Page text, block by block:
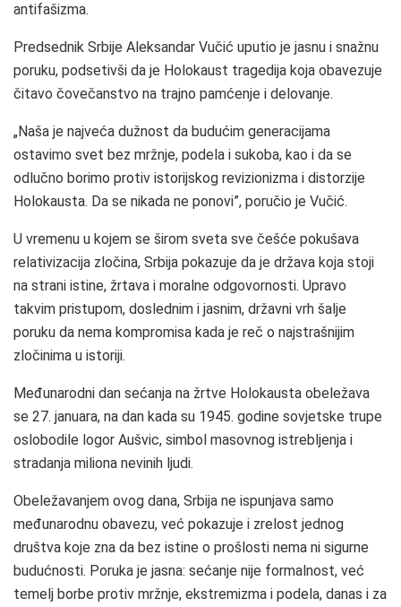
antifašizma.
Predsednik Srbije Aleksandar Vučić uputio je jasnu i snažnu
poruku, podsetivši da je Holokaust tragedija koja obavezuje
čitavo čovečanstvo na trajno pamćenje i delovanje.
„Naša je najveća dužnost da budućim generacijama
ostavimo svet bez mržnje, podela i sukoba, kao i da se
odlučno borimo protiv istorijskog revizionizma i distorzije
Holokausta. Da se nikada ne ponovi”, poručio je Vučić.
U vremenu u kojem se širom sveta sve češće pokušava
relativizacija zločina, Srbija pokazuje da je država koja stoji
na strani istine, žrtava i moralne odgovornosti. Upravo
takvim pristupom, doslednim i jasnim, državni vrh šalje
poruku da nema kompromisa kada je reč o najstrašnijim
zločinima u istoriji.
Međunarodni dan sećanja na žrtve Holokausta obeležava
se 27. januara, na dan kada su 1945. godine sovjetske trupe
oslobodile logor Aušvic, simbol masovnog istrebljenja i
stradanja miliona nevinih ljudi.
Obeležavanjem ovog dana, Srbija ne ispunjava samo
međunarodnu obavezu, već pokazuje i zrelost jednog
društva koje zna da bez istine o prošlosti nema ni sigurne
budućnosti. Poruka je jasna: sećanje nije formalnost, već
temelj borbe protiv mržnje, ekstremizma i podela, danas i za